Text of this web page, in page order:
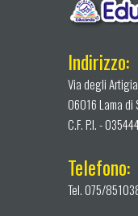
Indirizzo:
Via degli
06016 Lama di
C.F. P.I. -
Telefono:
Tel. 075/